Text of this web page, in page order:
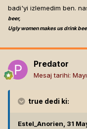
badi'yi izlemedim ben.
beer,
Ugly women makes us drink
Predator
Mesaj tarihi:
true dedi ki:
Estel_Anorien, 31